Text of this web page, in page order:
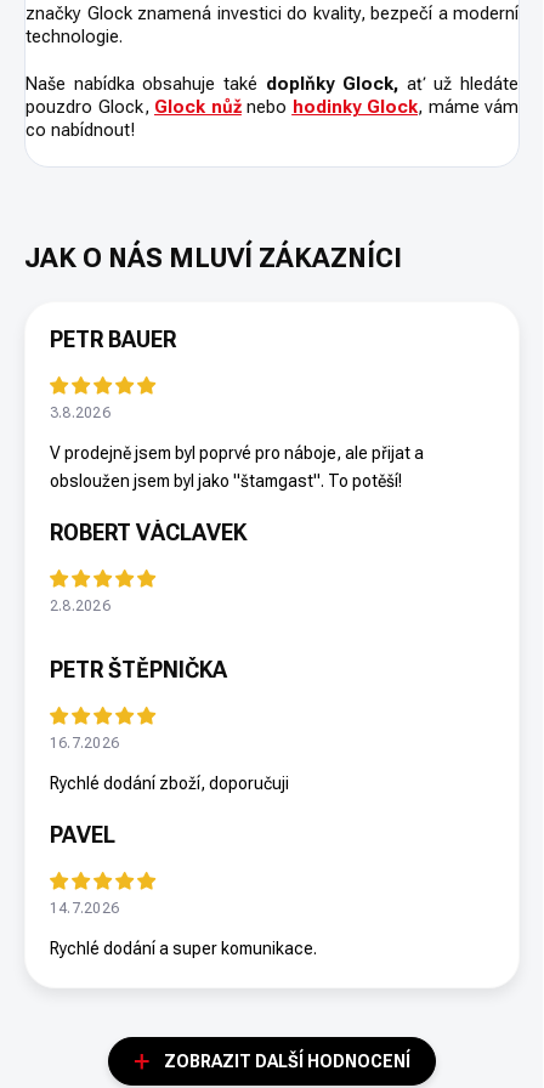
značky Glock znamená investici do kvality, bezpečí a moderní
technologie.
Naše nabídka obsahuje také doplňky Glock, ať už hledáte
pouzdro Glock, Glock nůžnebo hodinky Glock, máme vám
co nabídnout!
PETR BAUER
3.8.2026
V prodejně jsem byl poprvé pro náboje, ale přijat a
obsloužen jsem byl jako "štamgast". To potěší!
ROBERT VÁCLAVEK
2.8.2026
PETR ŠTĚPNIČKA
16.7.2026
Rychlé dodání zboží, doporučuji
PAVEL
14.7.2026
Rychlé dodání a super komunikace.
ZOBRAZIT DALŠÍ HODNOCENÍ